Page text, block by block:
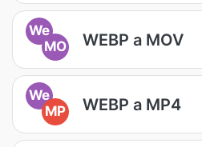
We
MO
WEBP a MOV
We
MP
WEBP a MP4